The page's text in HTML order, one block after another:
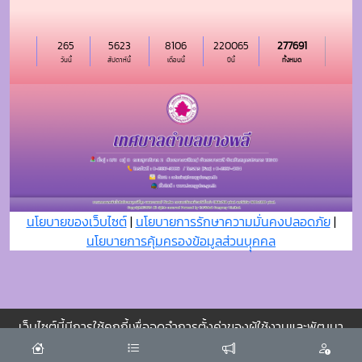
วันนี้
265
สัปดาห์นี้
5623
เดือนนี้
8106
ปีนี้
220065
ทั้งหมด
277691
นโยบายของเว็บไซต์| นโยบายการรักษาความมั่นคงปลอดภัย|
นโยบายการคุ้มครองข้อมูลส่วนบุุคคล
เว็บไซต์นี้มีการใช้คุกกี้เพื่อจดจำการตั้งค่าของผู้ใช้งานและพัฒนา
ประสบการณ์การใช้งานของคุณให้ดียิ่งขึ้น